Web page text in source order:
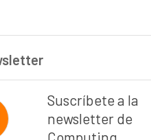
Suscríbete a la
newsletter de